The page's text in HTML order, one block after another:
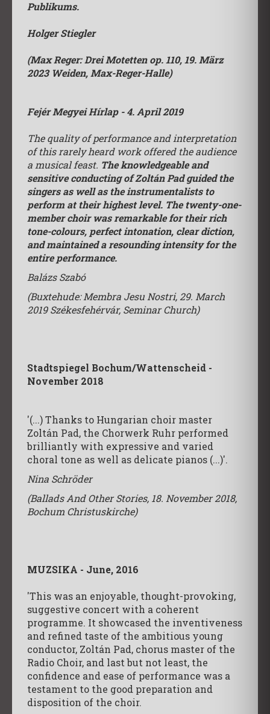
Publikums.
Holger Stiegler
(Max Reger: Drei Motetten op. 110, 19. März
2023 Weiden, Max-Reger-Halle)
Fejér Megyei Hírlap - 4. April 2019
The quality of performance and interpretation
of this rarely heard work offered the audience
a musical feast. The knowledgeable and
sensitive conducting of Zoltán Pad guided the
singers as well as the instrumentalists to
perform at their highest level. The twenty-one-
member choir was remarkable for their rich
tone-colours, perfect intonation, clear diction,
and maintained a resounding intensity for the
entire performance.
Balázs Szabó
(Buxtehude: Membra Jesu Nostri, 29. March
2019 Székesfehérvár, Seminar Church)
Stadtspiegel Bochum/Wattenscheid -
November 2018
'(...) Thanks to Hungarian choir master
Zoltán Pad, the Chorwerk Ruhr performed
brilliantly with expressive and varied
choral tone as well as delicate pianos (...)'.
Nina Schröder
(Ballads And Other Stories, 18. November 2018,
Bochum Christuskirche)
MUZSIKA - June, 2016
'This was an enjoyable, thought-provoking,
suggestive concert with a coherent
programme. It showcased the inventiveness
and refined taste of the ambitious young
conductor, Zoltán Pad, chorus master of the
Radio Choir, and last but not least, the
confidence and ease of performance was a
testament to the good preparation and
disposition of the choir.